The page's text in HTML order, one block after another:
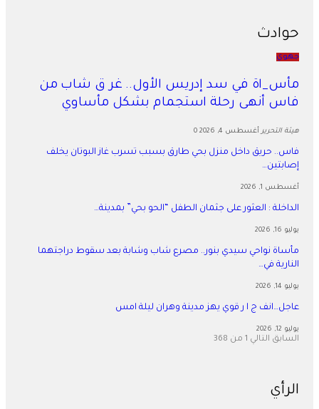
حوادث
جهوي
مأس_اة في سد إدريس الأول.. غر ق شاب من
فاس أنهى رحلة استجمام بشكل مأساوي
هيئة التحرير أغسطس 4, 2026 0
فاس.. حريق داخل منزل بحي طارق بسبب تسرب غاز البوتان يخلف
إصابتين…
أغسطس 1, 2026
​الداخلة : العثور على جثمان الطفل “الحو بحي” بمدينة…
يوليو 16, 2026
مأساة نواحي سيدي بنور.. مصرع شاب وشابة بعد سقوط دراجتهما
النارية في…
يوليو 14, 2026
عاجل…انف ج ا ر قوي يهز مدينة وهران ليلة امس
يوليو 12, 2026
السابق التالي 1 من 368
الرأي